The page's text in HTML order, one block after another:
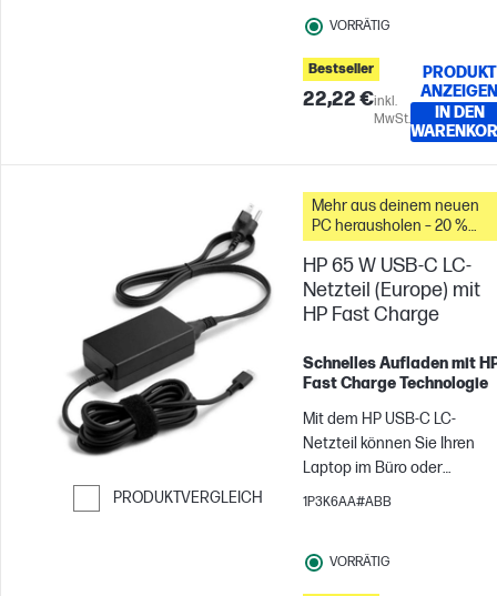
Arbeitsplatz durch das
sorgfältig durchdachte
Konzept und ein
flaches Design. Sie ist
funktionell. Sie ist tragbar.
VORRÄTIG
Bestseller
22,22 €inkl.
MwSt.
PRODUKT
ANZEIGEN
IN DEN
PRODUKTVERGLEICH
Mehr aus deinem neuen
PC herausholen – 20 %
Rabatt auf Zubehör
HP 65 W USB-C LC-
Netzteil (Europe) mit
HP Fast Charge
Schnelles Aufladen mit
Fast Charge Technologie
Mit dem HP USB-C LC-
Netzteil können Sie Ihren
Laptop im Büro oder
unterwegs aufladen.
1P3K6AA#ABB
VORRÄTIG